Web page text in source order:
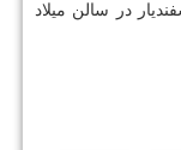
در سالن میلاد